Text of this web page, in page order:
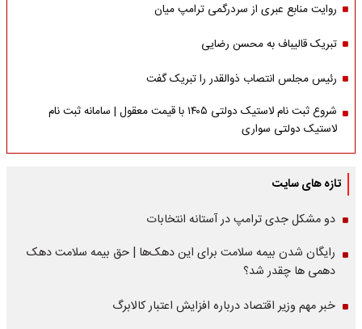
روایت منابع عبری از سردرگمی ترامپ میان
تبریک قالیباف به محسن رضایی
رئیس مجلس انتصاب ذوالقدر را تبریک گفت
شروع ثبت نام لاستیک دولتی ۱۴۰۵ با قیمت معقول | سامانه ثبت نام
لاستیک دولتی سواری
تازه های سایت
دو مشکل جدی ترامپ در آستانه انتخابات
رایگان شدن بیمه سلامت برای این دهک‌ها | حق بیمه‌ سلامت دهک
دهمی ها چقدر شد؟
خبر مهم وزیر اقتصاد درباره افزایش اعتبار کالابرگ